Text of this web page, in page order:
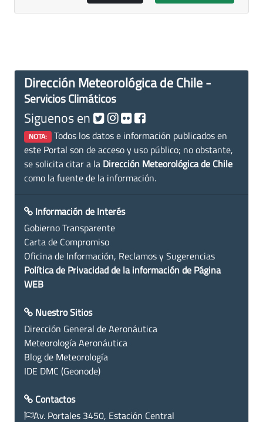
Dirección Meteorológica de Chile -
Servicios Climáticos
Siguenos en
NOTA: Todos los datos e información publicados en
este Portal son de acceso y uso público; no obstante,
se solicita citar a la Dirección Meteorológica de Chile
como la fuente de la información.
Información de Interés
Gobierno Transparente
Carta de Compromiso
Oficina de Información, Reclamos y Sugerencias
Política de Privacidad de la información de Página
WEB
Nuestro Sitios
Dirección General de Aeronáutica
Meteorología Aeronáutica
Blog de Meteorología
IDE DMC (Geonode)
Contactos
Av. Portales 3450, Estación Central